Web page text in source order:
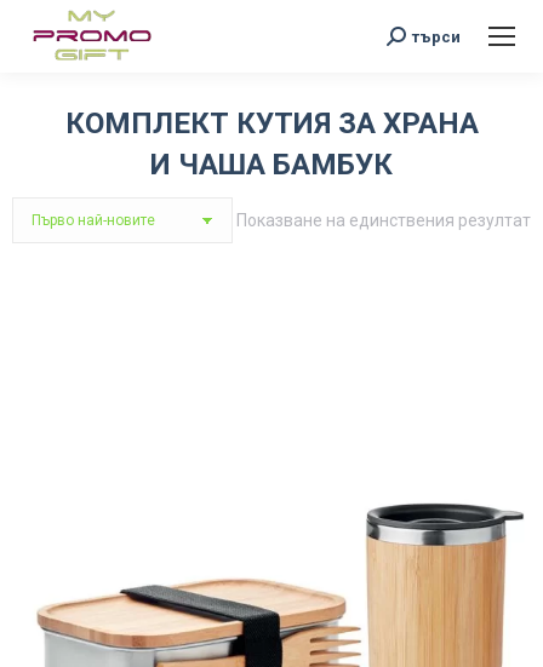
Search:
търси
КОМПЛЕКТ КУТИЯ ЗА ХРАНА
И ЧАША БАМБУК
Показване на единствения резултат